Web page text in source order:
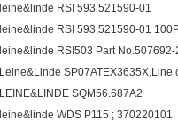
leine&linde RSI 593 521590-01
leine&linde RSI 593,521590-01
leine&linde RSI503 Part
Leine&Linde
LEINE&LINDE SQM56.687A2
leine&linde WDS P115 ; 370220101